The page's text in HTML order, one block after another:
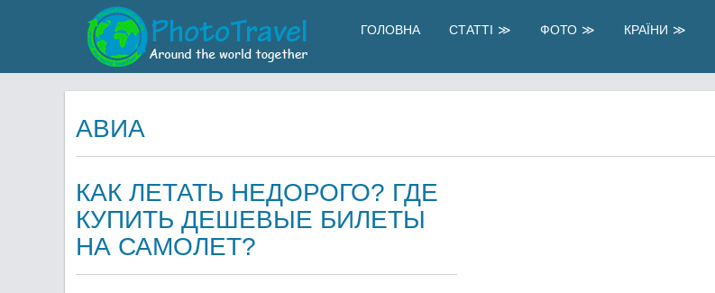
ГОЛОВНА СТАТТІ ФОТО КРАЇНИ
АВИА
КАК ЛЕТАТЬ НЕДОРОГО? ГДЕ
КУПИТЬ ДЕШЕВЫЕ БИЛЕТЫ
НА САМОЛЕТ?